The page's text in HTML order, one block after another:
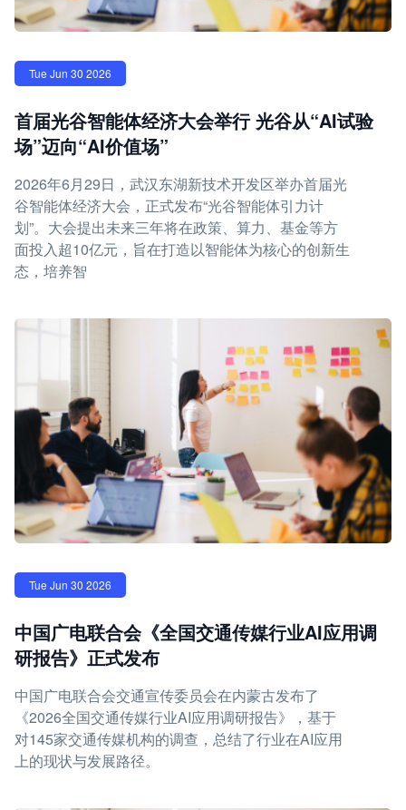
Tue Jun 30 2026
首届光谷智能体经济大会举行 光谷从“AI试验
场”迈向“AI价值场”
2026年6月29日，武汉东湖新技术开发区举办首届光
谷智能体经济大会，正式发布“光谷智能体引力计
划”。大会提出未来三年将在政策、算力、基金等方
面投入超10亿元，旨在打造以智能体为核心的创新生
态，培养智
Tue Jun 30 2026
中国广电联合会《全国交通传媒行业AI应用调
研报告》正式发布
中国广电联合会交通宣传委员会在内蒙古发布了
《2026全国交通传媒行业AI应用调研报告》，基于
对145家交通传媒机构的调查，总结了行业在AI应用
上的现状与发展路径。